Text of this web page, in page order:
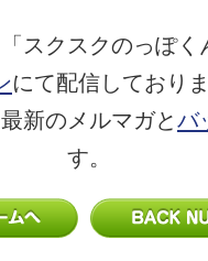
スクスクのっぽ
にて配信しており
新のメルマガとバ
す。